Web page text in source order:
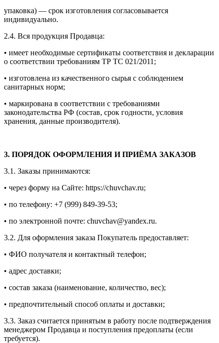
упаковка) — срок изготовления согласовывается
индивидуально.
2.4. Вся продукция Продавца:
• имеет необходимые сертификаты соответствия и декларации
о соответствии требованиям ТР ТС 021/2011;
• изготовлена из качественного сырья с соблюдением
санитарных норм;
• маркирована в соответствии с требованиями
законодательства РФ (состав, срок годности, условия
хранения, данные производителя).
3. ПОРЯДОК ОФОРМЛЕНИЯ И ПРИЁМА ЗАКАЗОВ
3.1. Заказы принимаются:
• через форму на Сайте: https://chuvchav.ru;
• по телефону: +7 (999) 849-39-53;
• по электронной почте: chuvchav@yandex.ru.
3.2. Для оформления заказа Покупатель предоставляет:
• ФИО получателя и контактный телефон;
• адрес доставки;
• состав заказа (наименование, количество, вес);
• предпочтительный способ оплаты и доставки;
3.3. Заказ считается принятым в работу после подтверждения
менеджером Продавца и поступления предоплаты (если
требуется).